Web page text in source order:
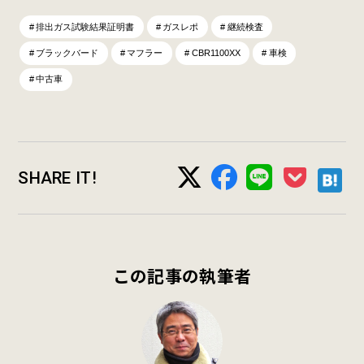
排出ガス試験結果証明書 ガスレポ 継続検査
ブラックバード マフラー CBR1100XX 車検
中古車
SHARE IT!
この記事の執筆者